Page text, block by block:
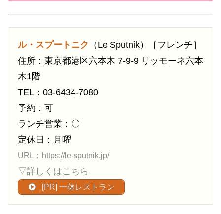
ル・スプートニク （Le Sputnik）［フレンチ］
住所：東京都港区六本木 7-9-9 リッモーネ六本
木1階
TEL：03-6434-7080
予約：可
ランチ営業：〇
定休日：月曜
URL：https://le-sputnik.jp/
▽詳しくはこちら
[PR] 一休レストラン